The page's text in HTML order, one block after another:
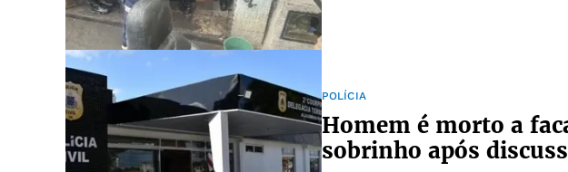
POLÍCIA
Homem é morto a
sobrinho após